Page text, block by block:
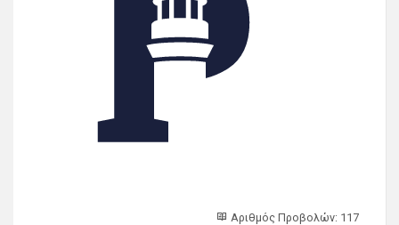
Αριθμός Προβολών: 117